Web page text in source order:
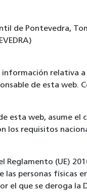
de Pontevedra,
relativa
de esta web.
de esta web, asume
los requisitos
Reglamento (UE)
las personas físicas
el que se deroga la